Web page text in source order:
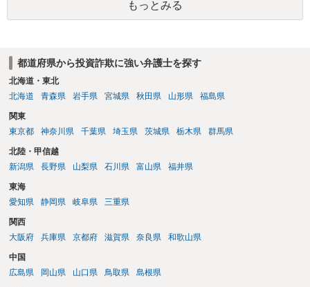
士へ依頼して同じ口座からの回収に動いている可能性が高いというこ
とです。そのため、とにかく他の被害者に先んじて回収できるか、そ
案では、被害者の誰かが公告期間満了前に仮差押えや差押えをしてし
まうケースが多いでしょう。なお、振り込め詐欺救済法の規定では、
えをすると被害分配手続は中止になってしまうため、配当を待つとい
う選択肢はなくなります。そのため、回収のためには一日も早く動く
必要があるわけです。 上記のような、投資詐欺の実情や処理方針を的
確に説明できているかどうかが、弁護士を信頼できるかどうかのポイ
ントになるでしょう。
７月３１日でしたが、令和７年6月に延長通知がなされて償還期限が令
和８年７月３１日になっております。その後、令和７年９月頃になる
とのことですが、残念ながら、現在の都市綜研インベストファンド
は、任意の請求や解除通知に対して積極的に対応している状況にはあ
りません。実際、弁護士名で送付した内容証明に対しても何ら回答が
ールのみで返還を受けることは難しく、法的手続を取らなければ実質
的に交渉のテーブルにも乗らないというのが実情です。 ご相談の「み
んなで大家さん43号」については、令和８年７月３１日が償還期限到
がら、期間満了による償還請求訴訟もにらんだ形で訴訟提起をするこ
とが考えられます。もっとも、現在は都市綜研インベストファンドと
の間で裁判上の和解が成立した案件についても、和解で約束された分
がって、訴訟を提起したとしても必ず回収できるとは申し上げられま
せん。 しかしながら、 ①会社から返答がない ②任意交渉が機能して
いない ③資金繰り上のご事情がある ④償還期限が到来する という現
状を踏まえますと、何もせずに待ち続けるよりは、リスクを承知の上
もっとみる
都道府県から投資詐欺に強い弁護士を探す
北海道・東北
北海道
青森県 岩手県 宮城県 秋田県 山形県 福島県
関東
東京都
神奈川県 千葉県 埼玉県 茨城県 栃木県 群馬県
北陸・甲信越
新潟県
長野県 山梨県 石川県 富山県 福井県
東海
愛知県
静岡県 岐阜県 三重県
関西
大阪府
兵庫県 京都府 滋賀県 奈良県 和歌山県
中国
広島県
岡山県 山口県 鳥取県 島根県